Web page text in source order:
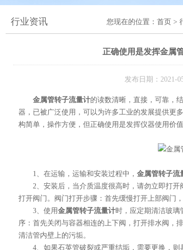
行业资讯 您现在的位置： 首页 >
正确使用是发挥金属
发布日期：
金属管转子流量计的读数清晰，直接，可靠，
器，已被广泛使用，可以为许多工业的发展提供更
构简单，操作方便，但正确使用是发挥仪器使用价值
1、在运输，运输和安装过程中， 金属管转子流
2、安装后，当介质温度很高时，请勿立即打开
打开阀门。阀门打开步骤：首先缓慢打开上部阀门
3、使用金属管转子流量计时，应定期清洁玻璃
序：首先关闭与容器相连的上下阀，打开排水阀，
清洁管内壁上的污垢。
4、如果石英管破裂或严重结垢，需要更换，则